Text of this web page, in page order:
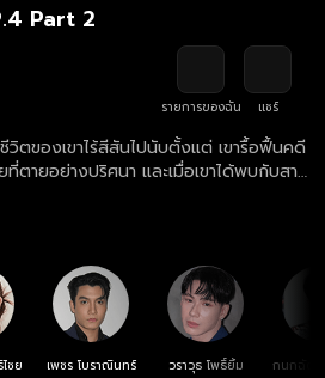
Part 2
รายการของฉัน
แชร์
วิตของเขาไร้สีสันไปนับตั้งแต่ เขารื้อฟื้นคดี
ตายอย่างปริศนา และเมื่อเขาได้พบกับสาว
าจากสถานการณ์ถูกตามล่า เขาจึงจ้างสาว
ชย เพชร โบราณินทร์ วราวุธ โพธิ์ยิ้ม
กนกฉัตร